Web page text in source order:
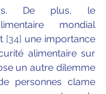
De plus, le
mondial
[34] une importance
alimentaire sur
un autre dilemme
personnes clame